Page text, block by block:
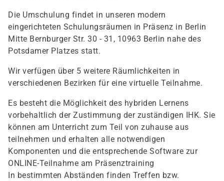
Die Umschulung findet in unseren modern
eingerichteten Schulungsräumen in Präsenz in Berlin
Mitte Bernburger Str. 30 - 31, 10963 Berlin nahe des
Potsdamer Platzes statt.
Wir verfügen über 5 weitere Räumlichkeiten in
verschiedenen Bezirken für eine virtuelle Teilnahme.
Es besteht die Möglichkeit des hybriden Lernens
vorbehaltlich der Zustimmung der zuständigen IHK. Sie
können am Unterricht zum Teil von zuhause aus
teilnehmen und erhalten alle notwendigen
Komponenten und die entsprechende Software zur
ONLINE-Teilnahme am Präsenztraining
In bestimmten Abständen finden Treffen bzw.